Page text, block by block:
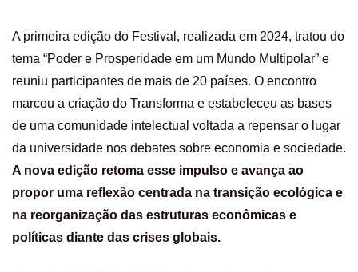
A primeira edição do Festival, realizada em 2024, tratou do
tema “Poder e Prosperidade em um Mundo Multipolar” e
reuniu participantes de mais de 20 países. O encontro
marcou a criação do Transforma e estabeleceu as bases
de uma comunidade intelectual voltada a repensar o lugar
da universidade nos debates sobre economia e sociedade.
A nova edição retoma esse impulso e avança ao
propor uma reflexão centrada na transição ecológica e
na reorganização das estruturas econômicas e
políticas diante das crises globais.